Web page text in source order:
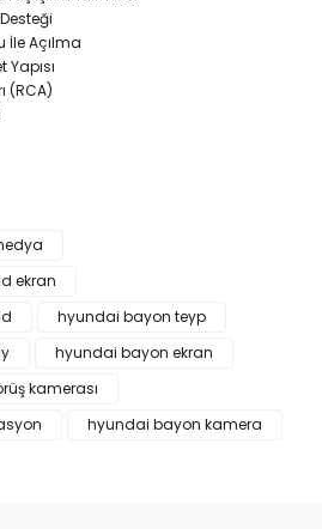
İle Açılma
Yapısı
(RCA)
ilk yorumu siz yapın!
Yorum Yaz
ürün açıklamalarında ve diğer
teşekkür ederiz.
bilgiler bulunuyor.
bulunuyor.
ekran
hyundai bayon teyp
hyundai bayon ekran
kamerası
hyundai bayon kamera